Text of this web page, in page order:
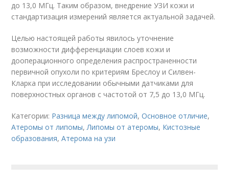
до 13,0 МГц. Таким образом, внедрение УЗИ кожи и
стандартизация измерений является актуальной задачей.
Целью настоящей работы явилось уточнение
возможности дифференциации слоев кожи и
дооперационного определения распространенности
первичной опухоли по критериям Бреслоу и Силвен-
Кларка при исследовании обычными датчиками для
поверхностных органов с частотой от 7,5 до 13,0 МГц.
Категории: Разница между липомой,Основное отличие,
Атеромы от липомы,Липомы от атеромы, Кистозные
образования,Атерома на узи